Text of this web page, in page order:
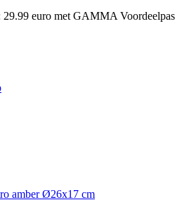
euro met GAMMA Voordeelpas
amber Ø26x17 cm